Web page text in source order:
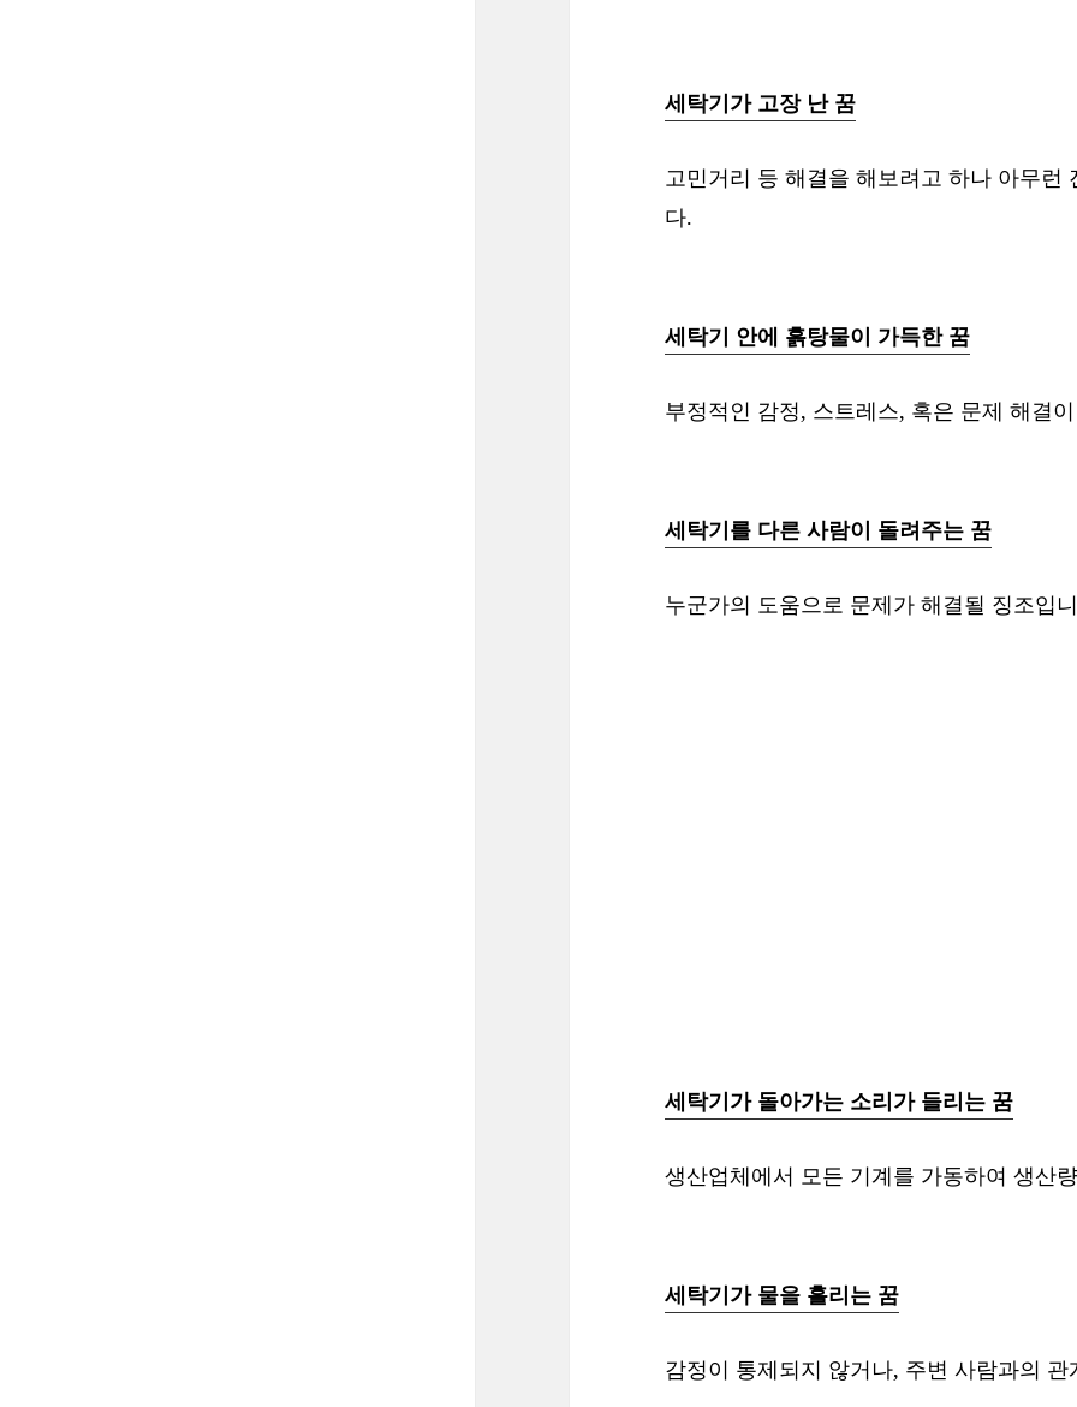
세탁기가 고장 난 꿈
고민거리 등 해결을 해보려고 하나 아무런
다.
세탁기 안에 흙탕물이 가득한 꿈
부정적인 감정, 스트레스, 혹은 문제 해결
세탁기를 다른 사람이 돌려주는 꿈
누군가의 도움으로 문제가 해결될 징조입
세탁기가 돌아가는 소리가 들리는 꿈
생산업체에서 모든 기계를 가동하여 생산
세탁기가 물을 흘리는 꿈
감정이 통제되지 않거나, 주변 사람과의